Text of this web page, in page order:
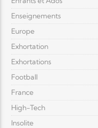
Enseignements
Europe
Exhortation
Exhortations
Football
France
High-Tech
Insolite